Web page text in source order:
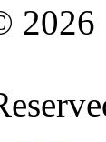
2026